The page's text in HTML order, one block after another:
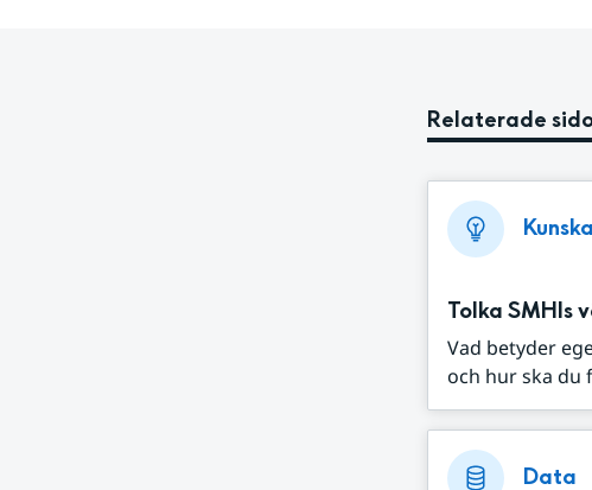
Relaterade
Tolka SMHIs
Vad betyder
och hur ska du
Data